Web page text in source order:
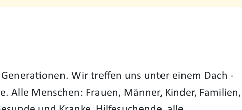
Wir treffen uns unter einem Dach -
Alle Menschen: Frauen, Männer, Kinder, Familien,